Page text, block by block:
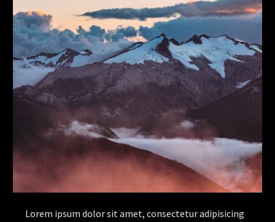
Lorem ipsum dolor sit amet, consectetur adipisicing